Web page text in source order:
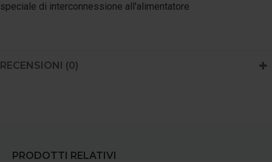
speciale di interconnessione all'alimentatore
RECENSIONI (0)
PRODOTTI RELATIVI